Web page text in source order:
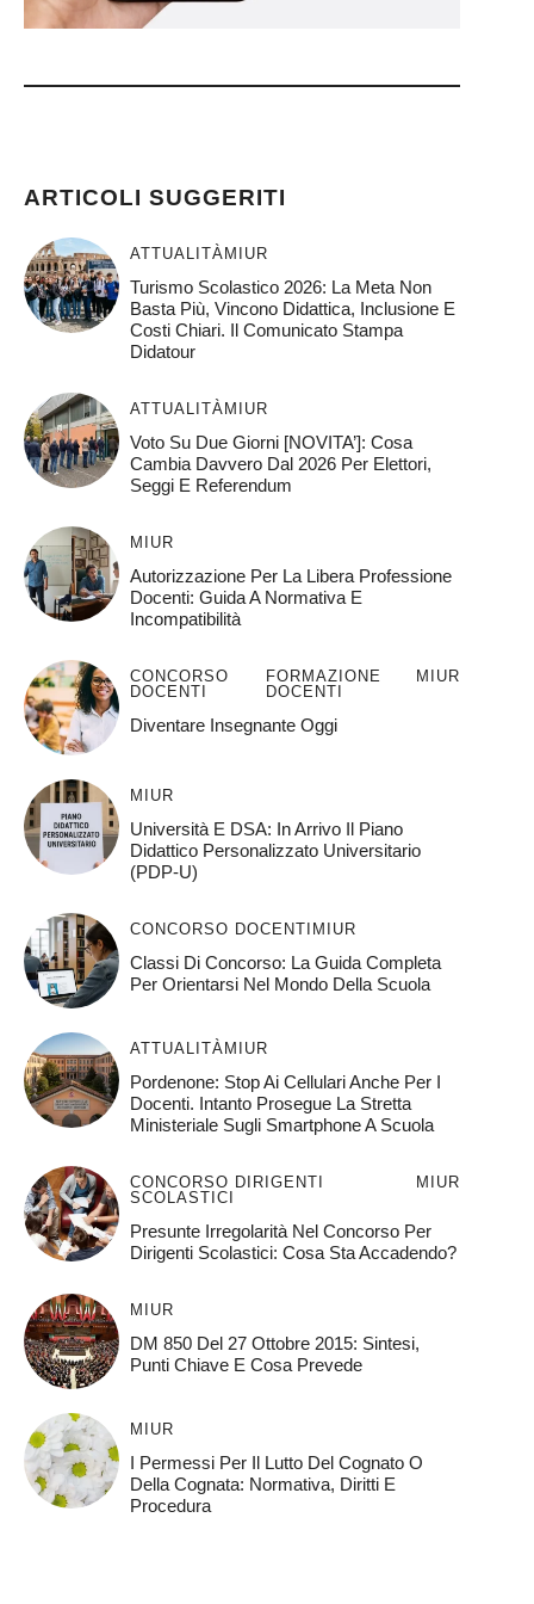
ARTICOLI SUGGERITI
ATTUALITÀ MIUR
Turismo Scolastico 2026: La Meta Non
Basta Più, Vincono Didattica, Inclusione E
Costi Chiari. Il Comunicato Stampa
Didatour
ATTUALITÀ MIUR
Voto Su Due Giorni [NOVITA’]: Cosa
Cambia Davvero Dal 2026 Per Elettori,
Seggi E Referendum
MIUR
Autorizzazione Per La Libera Professione
Docenti: Guida A Normativa E
Incompatibilità
CONCORSO
DOCENTI
FORMAZIONE
DOCENTI
MIUR
Diventare Insegnante Oggi
MIUR
Università E DSA: In Arrivo Il Piano
Didattico Personalizzato Universitario
(PDP-U)
CONCORSO DOCENTI MIUR
Classi Di Concorso: La Guida Completa
Per Orientarsi Nel Mondo Della Scuola
ATTUALITÀ MIUR
Pordenone: Stop Ai Cellulari Anche Per I
Docenti. Intanto Prosegue La Stretta
Ministeriale Sugli Smartphone A Scuola
CONCORSO DIRIGENTI
SCOLASTICI
MIUR
Presunte Irregolarità Nel Concorso Per
Dirigenti Scolastici: Cosa Sta Accadendo?
MIUR
DM 850 Del 27 Ottobre 2015: Sintesi,
Punti Chiave E Cosa Prevede
MIUR
I Permessi Per Il Lutto Del Cognato O
Della Cognata: Normativa, Diritti E
Procedura